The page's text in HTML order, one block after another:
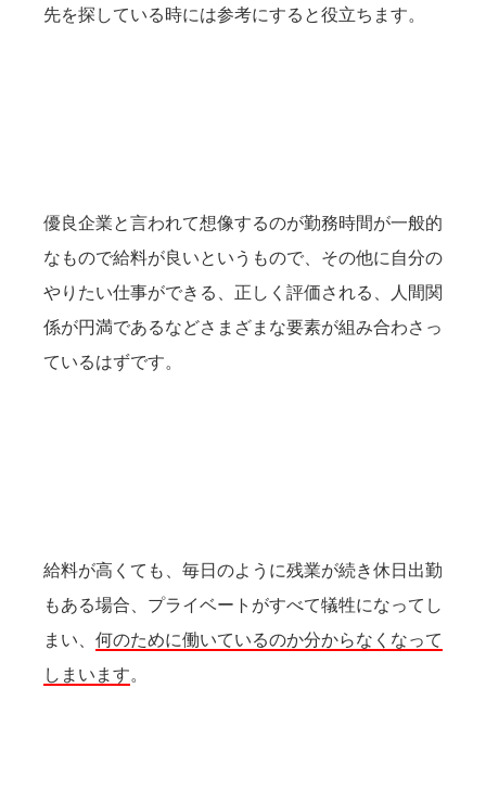
先を探している時には参考にすると役立ちます。
優良企業と言われて想像するのが勤務時間が一般的
なもので給料が良いというもので、その他に自分の
やりたい仕事ができる、正しく評価される、人間関
係が円満であるなどさまざまな要素が組み合わさっ
ているはずです。
給料が高くても、毎日のように残業が続き休日出勤
もある場合、プライベートがすべて犠牲になってし
まい、 何のために働いているのか分からなくなって
しまいます。